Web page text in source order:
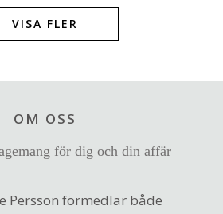
VISA FLER
OM OSS
för dig och din affär
Persson förmedlar både